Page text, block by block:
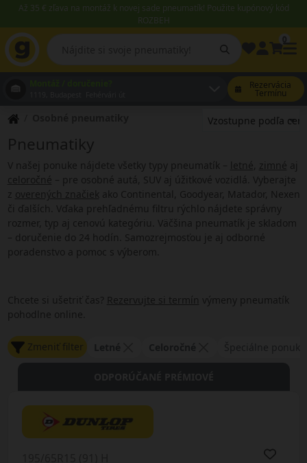
Až 35 € zľava na montáž k novej sade pneumatík! Použite kupónový kód
ROZBEH
Rezervácia
Termínu
Pneumatiky
V našej ponuke nájdete všetky typy pneumatík – letné zimné aj
celoročné – pre osobné autá, SUV aj úžitkové vozidlá. Vyberajte
z overených značiek ako Continental, Goodyear, Matador, Nexen
či ďalších. Vďaka prehľadnému filtru rýchlo nájdete správny
rozmer, typ aj cenovú kategóriu. Väčšina pneumatík je skladom
– doručenie do 24 hodín. Samozrejmosťou je aj odborné
poradenstvo a pomoc s výberom.
Chcete si ušetriť čas? Rezervujte si termín výmeny pneumatík
pohodlne online.
Zmeniť filter